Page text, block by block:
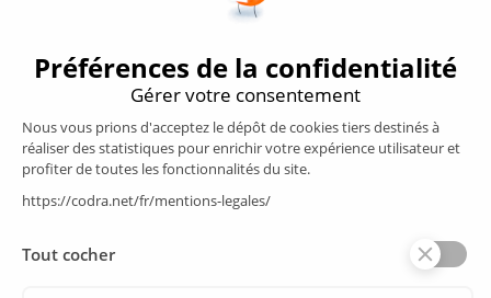
Supervision/SCADA
Suivi énergie
MES